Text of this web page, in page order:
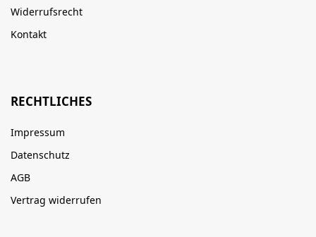
Widerrufsrecht
Kontakt
RECHTLICHES
Impressum
Datenschutz
AGB
Vertrag widerrufen